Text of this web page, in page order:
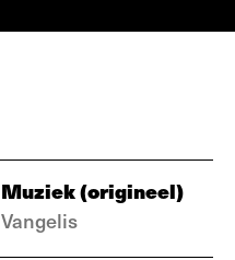
Muziek (origineel)
Vangelis